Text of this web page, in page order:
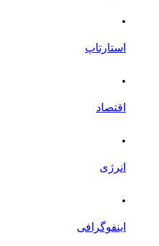
.
استارتاپ
.
اقتصاد
.
انرژی
.
اینفوگرافی